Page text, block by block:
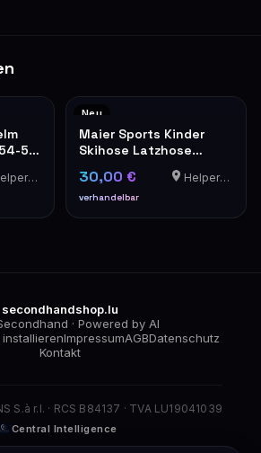
58
Neu
Maier Sports Kinder
Skihose Latzhose
Schwarz – NEU mit
Etikett
30,00 €
verhandelbar
Helperknapp
secondhandshop.lu
· Powered by AI
installierenImpressumAGBDatenschutz
Kontakt
S.à r.l. · RCS B84137 · TVA LU19041039
Central Intelligence